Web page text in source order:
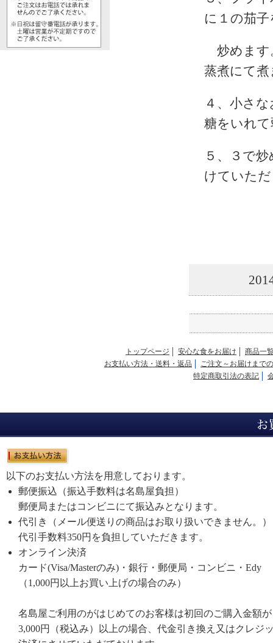
に１の茄
炒めます
蒸煮にて煮
４、小さ
糖をいれ
５、３で
けていた
トップページ 安心な食をお届け
商品一
お支払い方法・送料・返品
ご注文～お届けまで
特定商取引法の表記
以下のお支払い方法を用意しております。
郵便振込（振込手数料は名島屋負担）
郵便局またはコンビニにて振込みとなります。
代引き（メール便送りの商品はお取り扱いできません。）
代引手数料350円を負担していただきます。
オンライン決済
カード(Visa/Masterのみ)・銀行・郵便局・コンビニ・Edy
（1,000円以上お買い上げの場合のみ）
名島屋ご利用のがはじめてのお客様は初回のご購入金額が
3,000円（税込み）以上の場合、代金引き換え又はクレジ